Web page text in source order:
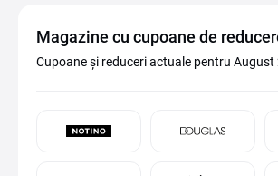
Magazine cu cupoane de
Cupoane și reduceri actuale pentru August